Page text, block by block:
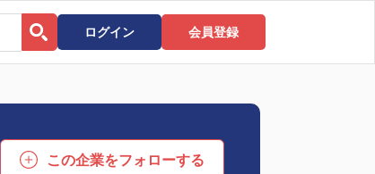
ログイン 会員登録
この企業をフォローする